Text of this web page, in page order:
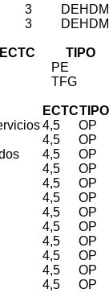
3
DEHDM
3
DEHDM
ECTC
TIPO
PE
TFG
ECTCTIPO
4,5
OP
4,5
OP
4,5
OP
4,5
OP
4,5
OP
4,5
OP
4,5
OP
4,5
OP
4,5
OP
4,5
OP
4,5
OP
4,5
OP